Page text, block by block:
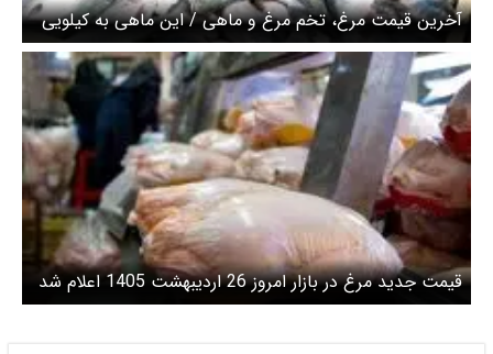
آخرین قیمت مرغ، تخم مرغ و ماهی / این ماهی به کیلویی
یک میلیون تومان رسید + جدول
قیمت جدید مرغ در بازار امروز 26 اردیبهشت 1405 اعلام شد